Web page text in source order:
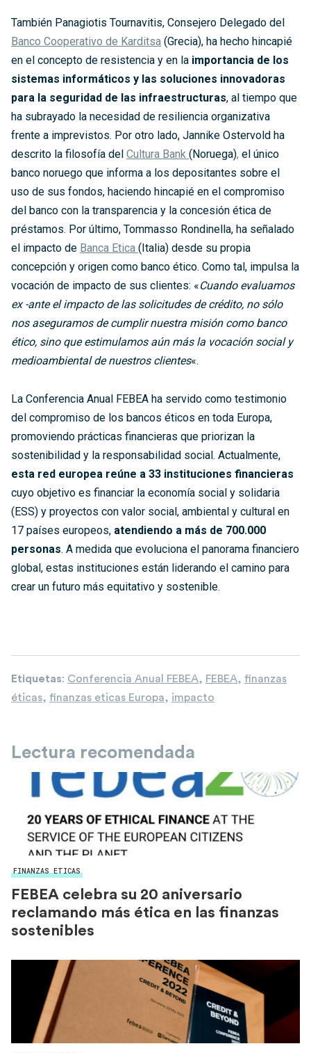
También Panagiotis Tournavitis, Consejero Delegado del
Banco Cooperativo de Karditsa (Grecia), ha hecho hincapié
en el concepto de resistencia y en la importancia de los
sistemas informáticos y las soluciones innovadoras
para la seguridad de las infraestructuras, al tiempo que
ha subrayado la necesidad de resiliencia organizativa
frente a imprevistos. Por otro lado, Jannike Ostervold ha
descrito la filosofía del Cultura Bank (Noruega), el único
banco noruego que informa a los depositantes sobre el
uso de sus fondos, haciendo hincapié en el compromiso
del banco con la transparencia y la concesión ética de
préstamos. Por último, Tommasso Rondinella, ha señalado
el impacto de Banca Etica (Italia) desde su propia
concepción y origen como banco ético. Como tal, impulsa la
vocación de impacto de sus clientes: «Cuando evaluamos
ex -ante el impacto de las solicitudes de crédito, no sólo
nos aseguramos de cumplir nuestra misión como banco
ético, sino que estimulamos aún más la vocación social y
medioambiental de nuestros clientes«.
La Conferencia Anual FEBEA ha servido como testimonio
del compromiso de los bancos éticos en toda Europa,
promoviendo prácticas financieras que priorizan la
sostenibilidad y la responsabilidad social. Actualmente,
esta red europea reúne a 33 instituciones financieras
cuyo objetivo es financiar la economía social y solidaria
(ESS) y proyectos con valor social, ambiental y cultural en
17 países europeos, atendiendo a más de 700.000
personas. A medida que evoluciona el panorama financiero
global, estas instituciones están liderando el camino para
crear un futuro más equitativo y sostenible.
Etiquetas: Conferencia Anual FEBEA, FEBEA, finanzas
éticas, finanzas eticas Europa, impacto
Lectura recomendada
FINANZAS ETICAS
FEBEA celebra su 20 aniversario
reclamando más ética en las finanzas
sostenibles